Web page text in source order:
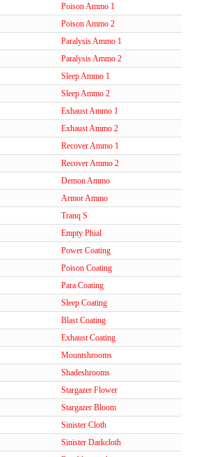
Poison Ammo 1
Poison Ammo 2
Paralysis Ammo 1
Paralysis Ammo 2
Sleep Ammo 1
Sleep Ammo 2
Exhaust Ammo 1
Exhaust Ammo 2
Recover Ammo 1
Recover Ammo 2
Demon Ammo
Armor Ammo
Tranq S
Empty Phial
Power Coating
Poison Coating
Para Coating
Sleep Coating
Blast Coating
Exhaust Coating
Mountshrooms
Shadeshrooms
Stargazer Flower
Stargazer Bloom
Sinister Cloth
Sinister Darkcloth